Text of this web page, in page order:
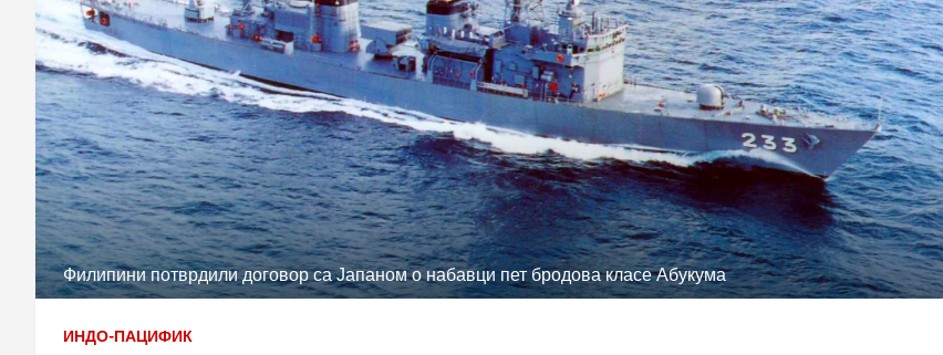
Филипини потврдили договор са Јапаном о набавци пет бродова класе Абукума
ИНДО-ПАЦИФИК